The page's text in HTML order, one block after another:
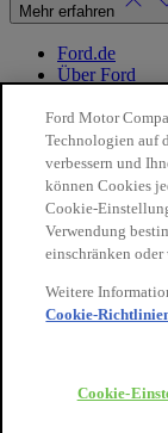
Mehr erfahren
Ford.de
Über Ford
Impressum
Mein Konto
Login /
Meine
Land ändern
Ford Motor
Technologien auf
verbessern und
können Cookies
Cookie-
Verwendung
einschränken
Weitere
Cookie-
Cookie-